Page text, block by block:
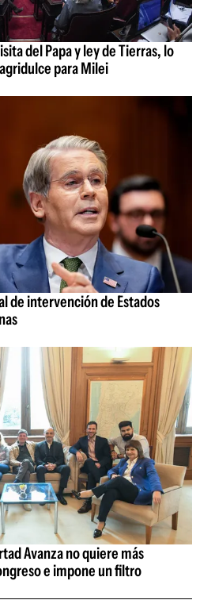
del Papa y ley de Tierras, lo
para Milei
de intervención de Estados
Avanza no quiere más
e impone un filtro